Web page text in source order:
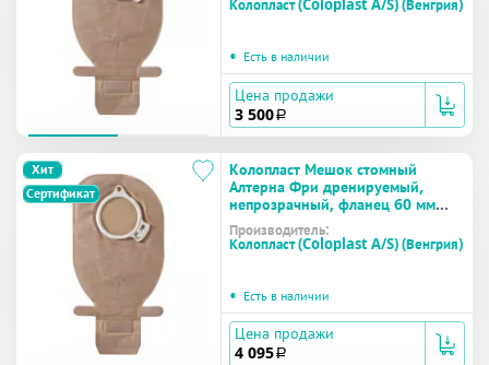
Колопласт (Coloplast A/S) (Венгрия)
• Есть в наличии
Цена продажи
3 500 a
Хит
Сертификат
Колопласт Мешок стомный
Алтерна Фри дренируемый,
непрозрачный, фланец 60 мм
(13986) №30
Производитель:
Колопласт (Coloplast A/S) (Венгрия)
• Есть в наличии
Цена продажи
4 095 a